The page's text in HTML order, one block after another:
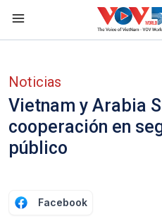
Noticias
Vietnam y Arabia
cooperación en
público
Facebook